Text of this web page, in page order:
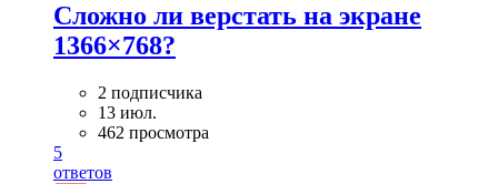
Сложно ли верстать на экране
1366×768?
2 подписчика
13 июл.
462 просмотра
5
ответов